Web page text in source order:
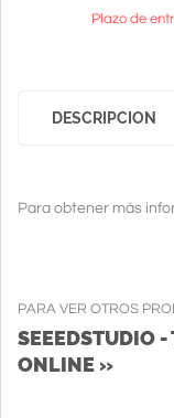
Plazo de
DESCRIPCION
Para obtener más
PARA VER OTROS
SEEEDSTUDIO -
ONLINE »